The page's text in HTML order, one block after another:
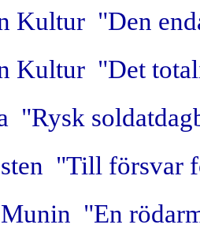
Kultur "Den
Kultur "Det
"Rysk
"Till försvar
"En